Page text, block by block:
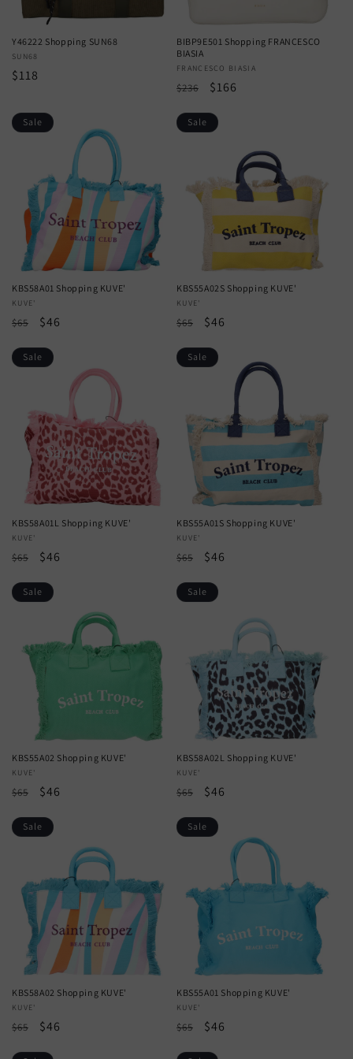
Y46222 Shopping SUN68
Vendor:
SUN68
Regular
$118
BIBP9E501 Shopping FRANCESCO
BIASIA
Vendor:
FRANCESCO BIASIA
Regular
$236
Sale
$166
Sale
KBS58A01 Shopping KUVE'
Vendor:
KUVE'
Regular
$65
Sale
$46
Sale
KBS55A02S Shopping KUVE'
Vendor:
KUVE'
Regular
$65
Sale
$46
Sale
KBS58A01L Shopping KUVE'
Vendor:
KUVE'
Regular
$65
Sale
$46
Sale
KBS55A01S Shopping KUVE'
Vendor:
KUVE'
Regular
$65
Sale
$46
Sale
KBS55A02 Shopping KUVE'
Vendor:
KUVE'
Regular
$65
Sale
$46
Sale
KBS58A02L Shopping KUVE'
Vendor:
KUVE'
Regular
$65
Sale
$46
Sale
KBS58A02 Shopping KUVE'
Vendor:
KUVE'
Regular
$65
Sale
$46
Sale
KBS55A01 Shopping KUVE'
Vendor:
KUVE'
Regular
$65
Sale
$46